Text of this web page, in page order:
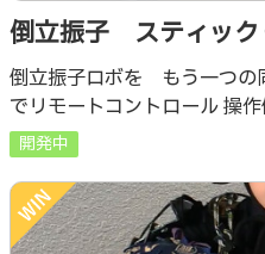
倒立振子 スティッ
クロリモコン
倒立振子ロボを もう一つの
でリモートコントロール 操
同じ動作をさせます。 小さ
ン遊びできる・・・になるは
開発中